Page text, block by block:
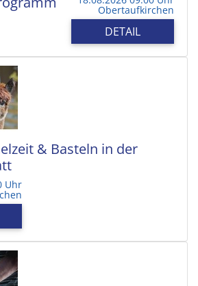
Obertaufkirchen
DETAIL
& Basteln in der
Uhr